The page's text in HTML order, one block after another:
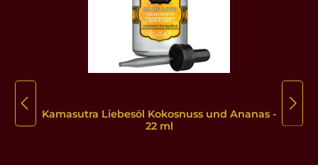
Kamasutra Liebesöl Kokosnuss und Ananas -
22 ml